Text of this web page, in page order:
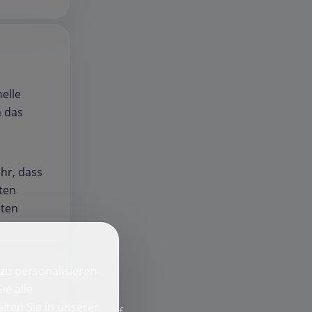
das
dass
personalisieren
alle
Sie in unserer